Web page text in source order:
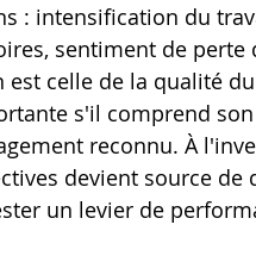
: intensification du
sentiment de perte
est celle de la qualité
s'il comprend son
reconnu. À
devient source de
un levier de